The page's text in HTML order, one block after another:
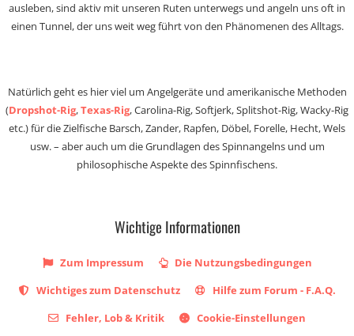
ausleben, sind aktiv mit unseren Ruten unterwegs und angeln uns oft in
einen Tunnel, der uns weit weg führt von den Phänomenen des Alltags.
Natürlich geht es hier viel um Angelgeräte und amerikanische Methoden
(Dropshot-Rig,Texas-Rig, Carolina-Rig, Softjerk, Splitshot-Rig, Wacky-Rig
etc.) für die Zielfische Barsch, Zander, Rapfen, Döbel, Forelle, Hecht, Wels
usw. – aber auch um die Grundlagen des Spinnangelns und um
philosophische Aspekte des Spinnfischens.
Wichtige Informationen
Zum Impressum
Die Nutzungsbedingungen
Wichtiges zum Datenschutz
Hilfe zum Forum - F.A.Q.
Fehler, Lob & Kritik
Cookie-Einstellungen